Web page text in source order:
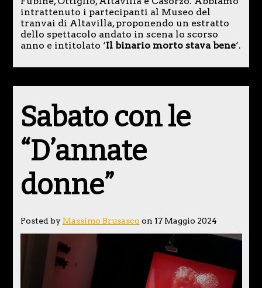
intrattenuto i partecipanti al Museo del
tranvai di Altavilla, proponendo un estratto
dello spettacolo andato in scena lo scorso
anno e intitolato ‘Il binario morto stava bene‘.
Sabato con le
“D’annate
donne”
Posted by Massimo Brusasco on 17 Maggio 2024